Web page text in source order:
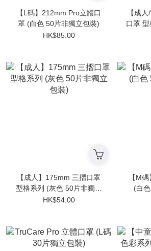
【L碼】212mm Pro立體口
罩 (白色 50片非獨立包裝)
HK$85.00
【成
口罩 型
【成人】175mm 三摺口罩
型格系列 (灰色 50片非獨立
包裝)
HK$54.00
【M
(白